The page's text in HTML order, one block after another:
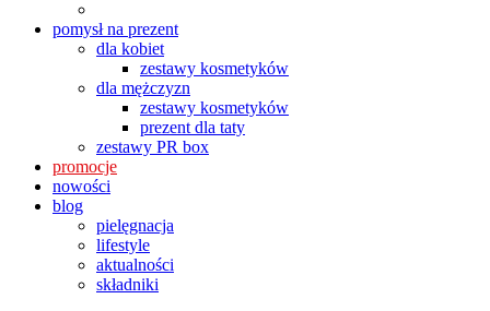
pomysł na prezent
dla kobiet
zestawy kosmetyków
dla mężczyzn
zestawy kosmetyków
prezent dla taty
zestawy PR box
promocje
nowości
blog
pielęgnacja
lifestyle
aktualności
składniki